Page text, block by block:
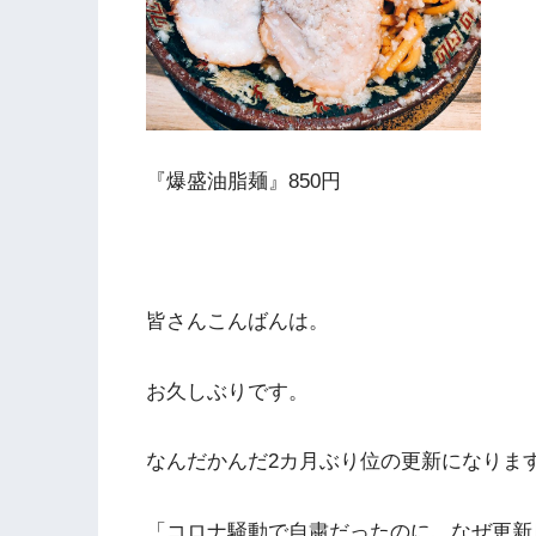
『爆盛油脂麺』850円
皆さんこんばんは。
お久しぶりです。
なんだかんだ2カ月ぶり位の更新になりま